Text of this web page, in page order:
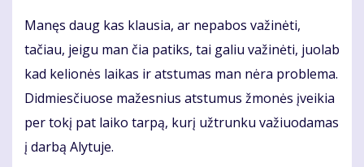
Manęs daug kas klausia, ar nepabos važinėti,
tačiau, jeigu man čia patiks, tai galiu važinėti, juolab
kad kelionės laikas ir atstumas man nėra problema.
Didmiesčiuose mažesnius atstumus žmonės įveikia
per tokį pat laiko tarpą, kurį užtrunku važiuodamas
į darbą Alytuje.